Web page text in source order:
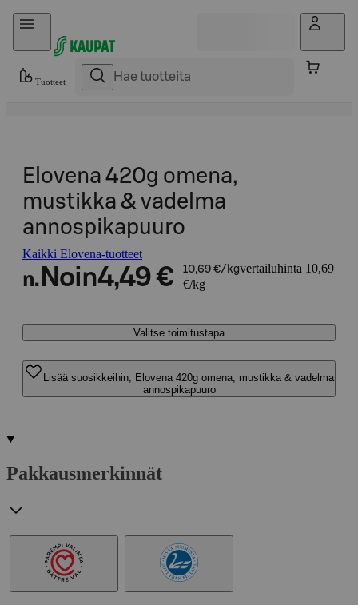
Hyppää sisältöön
Tuotteet
Elovena 420g omena,
mustikka & vadelma
annospikapuuro
Kaikki Elovena-tuotteet
n. Noin4,49 € 10,69 €/kgvertailuhinta 10,69
€/kg
Valitse toimitustapa
Lisää suosikkeihin, Elovena 420g omena, mustikka & vadelma
annospikapuuro
Pakkausmerkinnät